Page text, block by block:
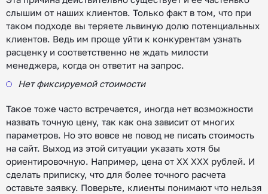
слышим от наших клиентов. Только факт в том, что при
таком подходе вы теряете львиную долю потенциальных
клиентов. Ведь им проще уйти к конкурентам узнать
расценку и соответственно не ждать милости
менеджера, когда он ответит на запрос.
Нет фиксируемой стоимости
Такое тоже часто встречается, иногда нет возможности
назвать точную цену, так как она зависит от многих
параметров. Но это вовсе не повод не писать стоимость
на сайт. Выход из этой ситуации указать хотя бы
ориентировочную. Например, цена от XX XXX рублей. И
сделать приписку, что для более точного расчета
оставьте заявку. Поверьте, клиенты понимают что нельзя